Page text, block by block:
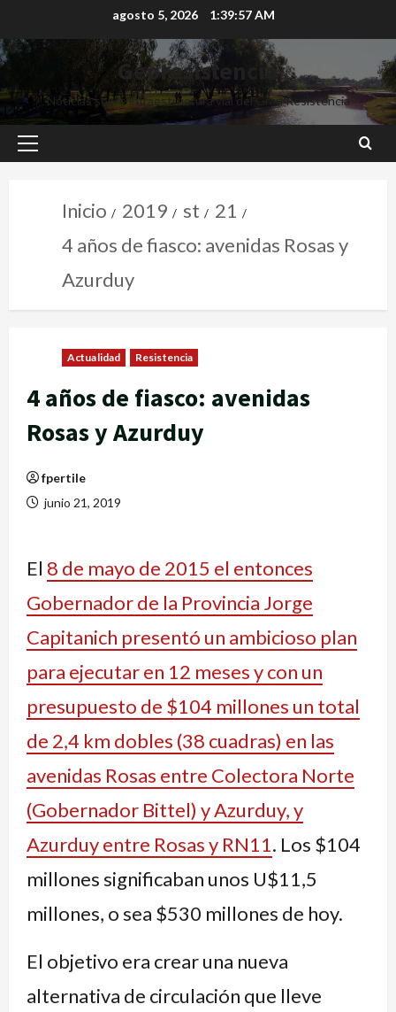
agosto 5, 2026 1:39:58 AM
Georesistencia
Noticias sobre infraestructura vial del Gran Resistencia
Inicio 2019 st
21
4 años de fiasco: avenidas Rosas y
Azurduy
Actualidad Resistencia
4 años de fiasco: avenidas
Rosas y Azurduy
fpertile
junio 21, 2019
El 8 de mayo de 2015 el entonces
Gobernador de la Provincia Jorge
Capitanich presentó un ambicioso plan
para ejecutar en 12 meses y con un
presupuesto de $104 millones un total
de 2,4 km dobles (38 cuadras) en las
avenidas Rosas entre Colectora Norte
(Gobernador Bittel) y Azurduy, y
Azurduy entre Rosas y RN11. Los $104
millones significaban unos U$11,5
millones, o sea $530 millones de hoy.
El objetivo era crear una nueva
alternativa de circulación que lleve